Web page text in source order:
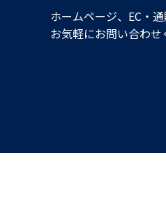
ホームページ、EC・
お気軽にお問い合わせ